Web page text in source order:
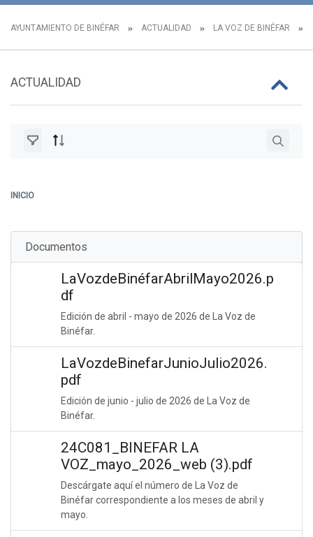
AYUNTAMIENTO DE BINÉFAR ACTUALIDAD LA VOZ DE BINÉFAR
ACTUALIDAD
INICIO
Documentos
LaVozdeBinéfarAbrilMayo2026.p
df
Edición de abril - mayo de 2026 de La Voz de
Binéfar.
LaVozdeBinefarJunioJulio2026.
pdf
Edición de junio - julio de 2026 de La Voz de
Binéfar.
24C081_BINEFAR LA
VOZ_mayo_2026_web (3).pdf
Descárgate aquí el número de La Voz de
Binéfar correspondiente a los meses de abril y
mayo.